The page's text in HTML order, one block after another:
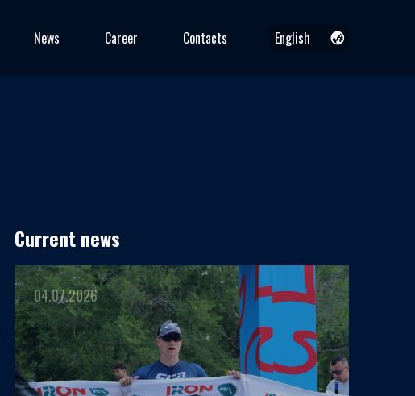
News Career Contacts
English
Current news
04.07.2026